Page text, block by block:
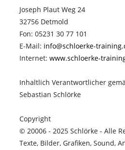
Joseph Plaut Weg 24
32756 Detmold
Fon: 05231 30 77 101
E-Mail: info@schloerke-
Internet: www.schloerke-
Inhaltlich Verantwortlicher
Sebastian Schlörke
Copyright
© 20006 - 2025 Schlörke - Alle
Texte, Bilder, Grafiken, Sound,